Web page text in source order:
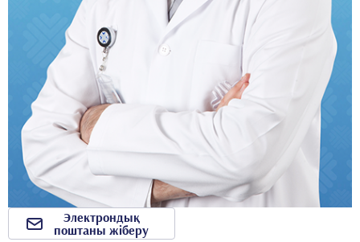
Электрондық
поштаны жіберу